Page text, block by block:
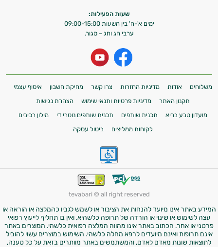
שעות הפעילות:
ימים א'-ה' בין השעות 09:00-15:00
ערבי חג וחג – סגור.
משלוחים אודות מדיניות החזרות צרו קשר מחיקת חשבון
איסוף עצמי
תקנון האתר
מדיניות פרטיות ותנאי שימוש
הצהרת נגישות
מועדון טבע בריא
תכנית שותפים תכנית שותפים נוטרי די
מילון רכיבים
לקוחות ממליצים
ביטול עסקה
tevabari © all right reserved
המידע באתר אינו מיועד להנחות את הציבור או לשמש לגביו כהמלצה או הוראה או
עצה לשימוש או שינוי או הורדה של תרופה כלשהיא, ואין בו תחליף לייעוץ רפואי
פרטני או אחר. הכתוב באתר אינו מהווה המלצה רפואית כלשהי. המוצרים באתר
אינם תרופות ואינם מיועדים לרפא מחלה כלשהי. השימוש במוצרים עשוי להוביל
לתוצאות שונות מאדם לאדם, והמשתמשים באתר מוותרים בזאת על כל טענה,